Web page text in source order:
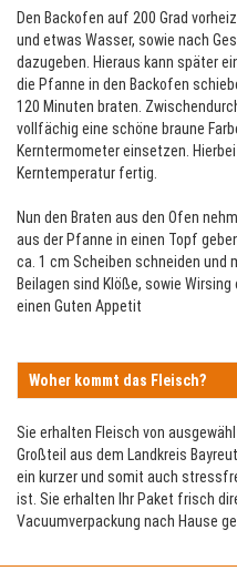
Den Backofen auf 200 Grad
und etwas Wasser, sowie nach
dazugeben. Hieraus kann später
die Pfanne in den Backofen
120 Minuten braten.
vollfächig eine schöne braune
Kerntermometer einsetzen.
Kerntemperatur fertig.
Nun den Braten aus den Ofen
aus der Pfanne in einen Topf
ca. 1 cm Scheiben schneiden und
Beilagen sind Klöße, sowie
einen Guten Appetit
Woher kommt das Fleisch?
Sie erhalten Fleisch von
Großteil aus dem Landkreis
ein kurzer und somit auch
ist. Sie erhalten Ihr Paket frisch
Vacuumverpackung nach Hause